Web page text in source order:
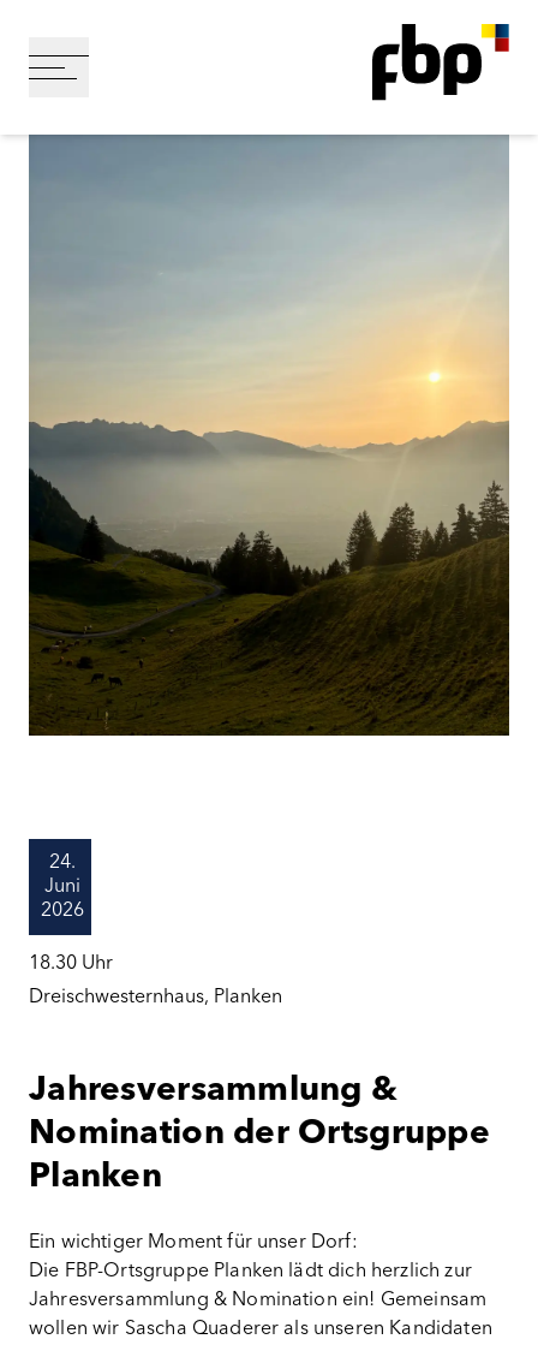
24.
Juni
2026
18.30 Uhr
Dreischwesternhaus, Planken
Jahresversammlung &
Nomination der Ortsgruppe
Planken
Ein wichtiger Moment für unser Dorf:
Die FBP-Ortsgruppe Planken lädt dich herzlich zur
Jahresversammlung & Nomination ein! Gemeinsam
wollen wir Sascha Quaderer als unseren Kandidaten